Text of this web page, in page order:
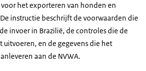
het exporteren van honden en
instructie beschrijft de voorwaarden die
invoer in Brazilië, de controles die de
uitvoeren, en de gegevens die het
aan de NVWA.